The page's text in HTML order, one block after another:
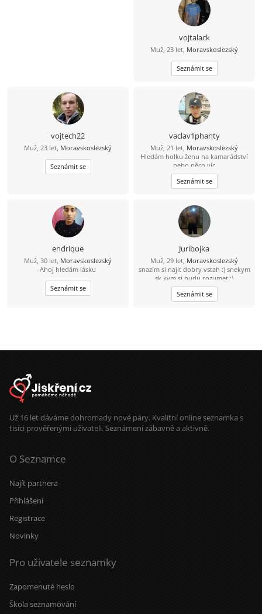
vojtalack
Muž, 23 let, Moravskoslezský
Seznámit se
vojtech22
Muž, 23 let, Moravskoslezský
Seznámit se
vaclav1phanty
Muž, 21 let, Moravskoslezský
Hledám holku ženu na kamarádství
nebo něco víc
Seznámit se
endrique
Muž, 30 let, Moravskoslezský
Ahoj hledám lásku
Seznámit se
Juribojka
Muž, 29 let, Moravskoslezský
snazim si najit dobry vstah :) snekym
sk kym si budu rozumet :)
Seznámit se
Už 16 let dáváme dohromady nové páry. Kvalitní online seznamka s
tisíci prověřenými uživateli. Seznámení zábavně a aktivně.
O Seznamce
Najít partnera
Přihlášení
Registrace
Novinky
Pro uživatele seznamky
Zapomenuté heslo
Škola seznamování